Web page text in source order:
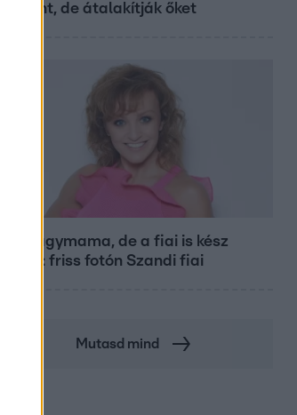
Központ, de átalakítják őket
Már nagymama, de a fiai is kész
férfiak: friss fotón Szandi fiai
Mutasd mind